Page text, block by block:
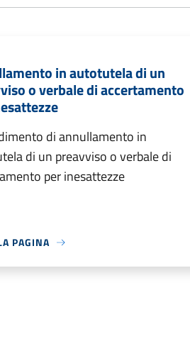
in autotutela di un
o verbale di accertamento
di annullamento in
di un preavviso o verbale di
per inesattezze
PAGINA